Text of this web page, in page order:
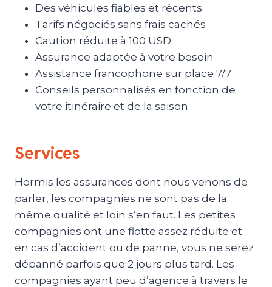
Des véhicules fiables et récents
Tarifs négociés sans frais cachés
Caution réduite à 100 USD
Assurance adaptée à votre besoin
Assistance francophone sur place 7/7
Conseils personnalisés en fonction de
votre itinéraire et de la saison
Services
Hormis les assurances dont nous venons de
parler, les compagnies ne sont pas de la
même qualité et loin s’en faut. Les petites
compagnies ont une flotte assez réduite et
en cas d’accident ou de panne, vous ne serez
dépanné parfois que 2 jours plus tard. Les
compagnies ayant peu d’agence à travers le